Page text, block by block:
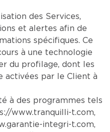
des Services,
et alertes afin de
spécifiques. Ce
à une technologie
du profilage, dont les
activées par le Client à
à des programmes tels
www.tranquilli-t.com,
integri-t.com,